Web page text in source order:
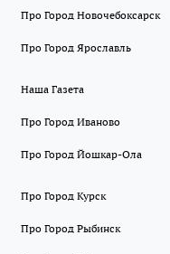
Про Город Новочебоксарск
Про Город Ярославль
Наша Газета
Про Город Иваново
Про Город Йошкар-Ола
Про Город Курск
Про Город Рыбинск